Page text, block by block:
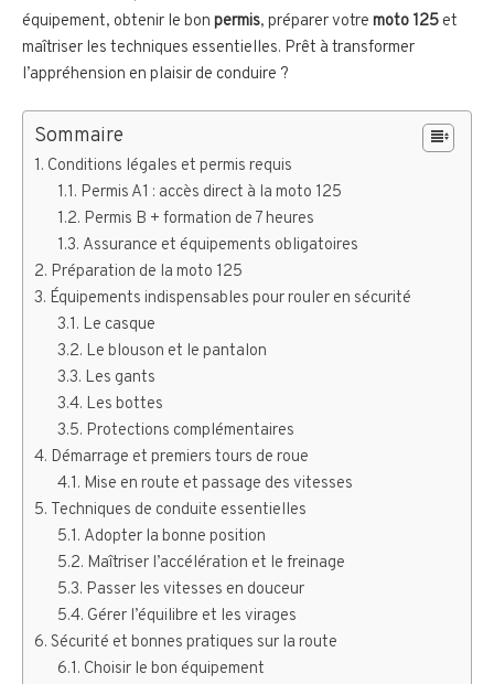
équipement, obtenir le bon permis, préparer votre moto 125 et
maîtriser les techniques essentielles. Prêt à transformer
l’appréhension en plaisir de conduire ?
Sommaire
Conditions légales et permis requis
Permis A1 : accès direct à la moto 125
Permis B + formation de 7 heures
Assurance et équipements obligatoires
Préparation de la moto 125
Équipements indispensables pour rouler en sécurité
Le casque
Le blouson et le pantalon
Les gants
Les bottes
Protections complémentaires
Démarrage et premiers tours de roue
Mise en route et passage des vitesses
Techniques de conduite essentielles
Adopter la bonne position
Maîtriser l’accélération et le freinage
Passer les vitesses en douceur
Gérer l’équilibre et les virages
Sécurité et bonnes pratiques sur la route
Choisir le bon équipement